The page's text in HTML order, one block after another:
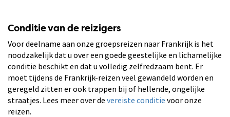
Conditie van de reizigers
Voor deelname aan onze groepsreizen naar Frankrijk is het
noodzakelijk dat u over een goede geestelijke en lichamelijke
conditie beschikt en dat u volledig zelfredzaam bent. Er
moet tijdens de Frankrijk-reizen veel gewandeld worden en
geregeld zitten er ook trappen bij of hellende, ongelijke
straatjes. Lees meer over de vereiste conditie voor onze
reizen.